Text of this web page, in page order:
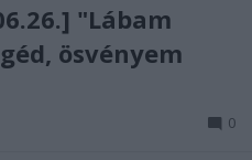
"Lábam
ösvényem
0